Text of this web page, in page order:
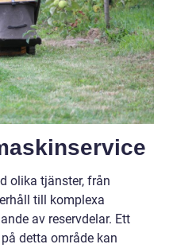
olika tjänster, från
till komplexa
av reservdelar. Ett
detta område kan